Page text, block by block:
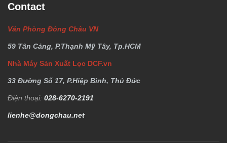
Contact
Văn Phòng Đông Châu VN
59 Tân Cảng, P.Thạnh Mỹ Tây, Tp.HCM
Nhà Máy Sản Xuất Lọc DCF.vn
33 Đường Số 17, P.Hiệp Bình, Thủ Đức
Điện thoại: 028-6270-2191
lienhe@dongchau.net